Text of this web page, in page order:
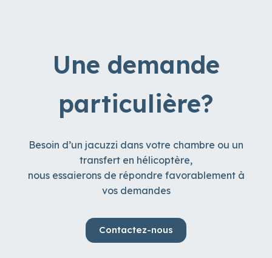
Une demande
particulière?
Besoin d’un jacuzzi dans votre chambre ou un
transfert en hélicoptère,
nous essaierons de répondre favorablement à
vos demandes
Contactez-nous